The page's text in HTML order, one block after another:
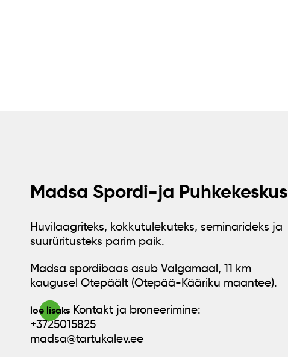
Madsa Spordi-ja Puhkekeskus
Huvilaagriteks, kokkutulekuteks, seminarideks ja
suurüritusteks parim paik.
Madsa spordibaas asub Valgamaal, 11 km
kaugusel Otepäält (Otepää-Kääriku maantee).
loe lisaks Kontakt ja broneerimine:
+3725015825
madsa@tartukalev.ee